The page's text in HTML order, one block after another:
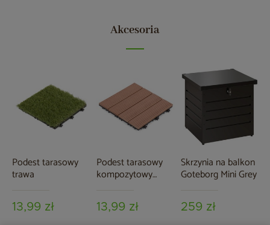
Akcesoria
Podest tarasowy
trawa
13,99 zł
Podest tarasowy
kompozytowy
13,99 zł
Skrzynia na balkon
Goteborg Mini Grey
259 zł